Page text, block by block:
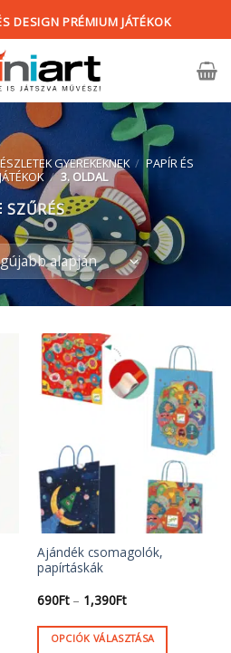
DESIGN PRÉMIUM JÁTÉKOK
GYEREKEKNEK / PAPÍR ÉS
/ 3. OLDAL
SZŰRÉS
Ajándék csomagolók,
papírtáskák
690Ft – 1,390FtÁrtartomány:
690Ft
-
1,390Ft
OPCIÓK VÁLASZTÁSA